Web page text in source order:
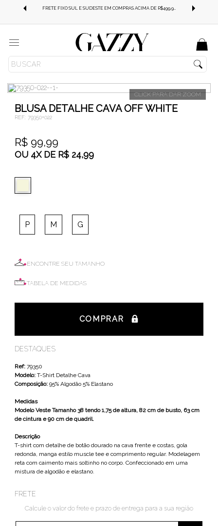
FRETE FIXO SUL E SUDESTE EM COMPRAS ACIMA DE R$499,99!
Menu BLUSAS T-SHIRT
BLUSA DETALHE CAVA OFF WHITE
REF.: 79350+022
R$ 99,99
OU 4XDE R$ 24,99
P M G
ENCONTRE SEU TAMANHO
TABELA DE MEDIDAS
COMPRAR
DESTAQUES
Ref: 79350
Modelo: T-Shirt Detalhe Cava
Composição: 95% Algodão 5% Elastano
Medidas
Modelo Veste Tamanho 38 tendo 1,75 de altura, 82 cm de busto, 63 cm
de cintura e 90 cm de quadril.
Descrição
T-shirt com detalhe de botão dourado na cava frente e costas, gola
redonda, manga estilo muscle tee e comprimento regular. Modelagem
reta com caimento mais soltinho no corpo. Confeccionado em uma
mistura de algodão e elastano.
FRETE
Calcule o valor do frete e prazo de entrega para a sua região